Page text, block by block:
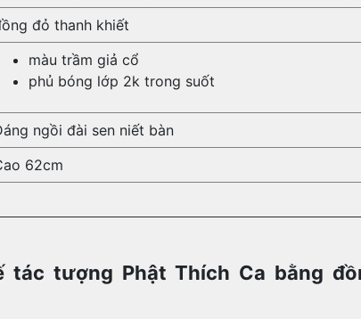
đỏ thanh khiết
màu trầm giả cổ
phủ bóng lớp 2k trong suốt
ngồi đài sen niết bàn
62cm
tác tượng Phật Thích Ca bằng